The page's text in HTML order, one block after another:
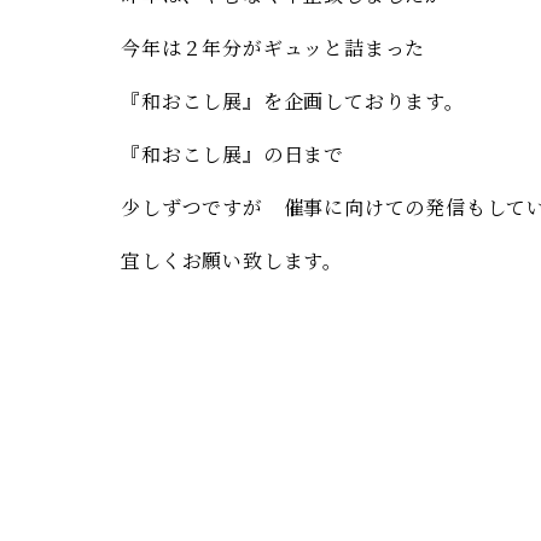
今年は２年分がギュッと詰まった
『和おこし展』を企画しております。
『和おこし展』の日まで
少しずつですが 催事に向けての発信もして
宜しくお願い致します。